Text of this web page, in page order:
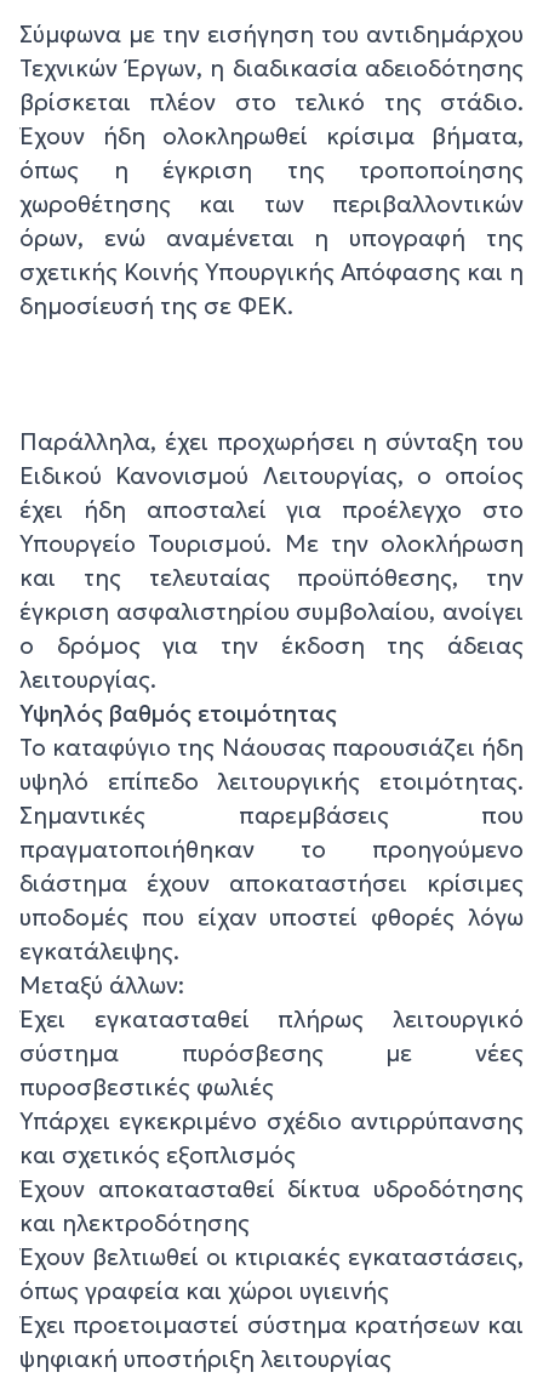
Σύμφωνα με την εισήγηση του αντιδημάρχου
Τεχνικών Έργων, η διαδικασία αδειοδότησης
βρίσκεται πλέον στο τελικό της στάδιο.
Έχουν ήδη ολοκληρωθεί κρίσιμα βήματα,
όπως η έγκριση της τροποποίησης
χωροθέτησης και των περιβαλλοντικών
όρων, ενώ αναμένεται η υπογραφή της
σχετικής Κοινής Υπουργικής Απόφασης και η
δημοσίευσή της σε ΦΕΚ.
Παράλληλα, έχει προχωρήσει η σύνταξη του
Ειδικού Κανονισμού Λειτουργίας, ο οποίος
έχει ήδη αποσταλεί για προέλεγχο στο
Υπουργείο Τουρισμού. Με την ολοκλήρωση
και της τελευταίας προϋπόθεσης, την
έγκριση ασφαλιστηρίου συμβολαίου, ανοίγει
ο δρόμος για την έκδοση της άδειας
λειτουργίας.
Υψηλός βαθμός ετοιμότητας
Το καταφύγιο της Νάουσας παρουσιάζει ήδη
υψηλό επίπεδο λειτουργικής ετοιμότητας.
Σημαντικές παρεμβάσεις που
πραγματοποιήθηκαν το προηγούμενο
διάστημα έχουν αποκαταστήσει κρίσιμες
υποδομές που είχαν υποστεί φθορές λόγω
εγκατάλειψης.
Μεταξύ άλλων:
Έχει εγκατασταθεί πλήρως λειτουργικό
σύστημα πυρόσβεσης με νέες
πυροσβεστικές φωλιές
Υπάρχει εγκεκριμένο σχέδιο αντιρρύπανσης
και σχετικός εξοπλισμός
Έχουν αποκατασταθεί δίκτυα υδροδότησης
και ηλεκτροδότησης
Έχουν βελτιωθεί οι κτιριακές εγκαταστάσεις,
όπως γραφεία και χώροι υγιεινής
Έχει προετοιμαστεί σύστημα κρατήσεων και
ψηφιακή υποστήριξη λειτουργίας